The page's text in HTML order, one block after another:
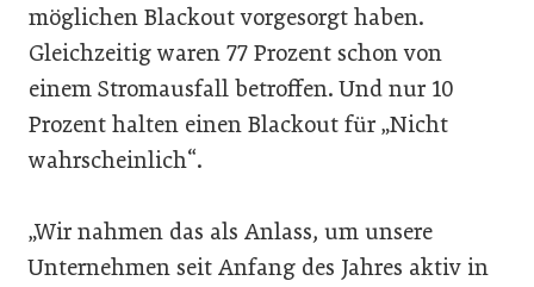
möglichen Blackout vorgesorgt haben.
Gleichzeitig waren 77 Prozent schon von
einem Stromausfall betroffen. Und nur 10
Prozent halten einen Blackout für „Nicht
wahrscheinlich“.
„Wir nahmen das als Anlass, um unsere
Unternehmen seit Anfang des Jahres aktiv in